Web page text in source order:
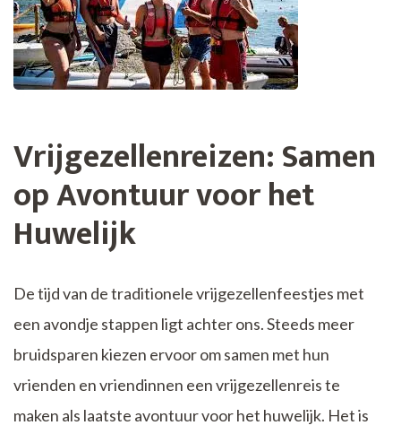
Vrijgezellenreizen: Samen
op Avontuur voor het
Huwelijk
De tijd van de traditionele vrijgezellenfeestjes met
een avondje stappen ligt achter ons. Steeds meer
bruidsparen kiezen ervoor om samen met hun
vrienden en vriendinnen een vrijgezellenreis te
maken als laatste avontuur voor het huwelijk. Het is